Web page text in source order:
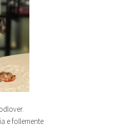
e follemente